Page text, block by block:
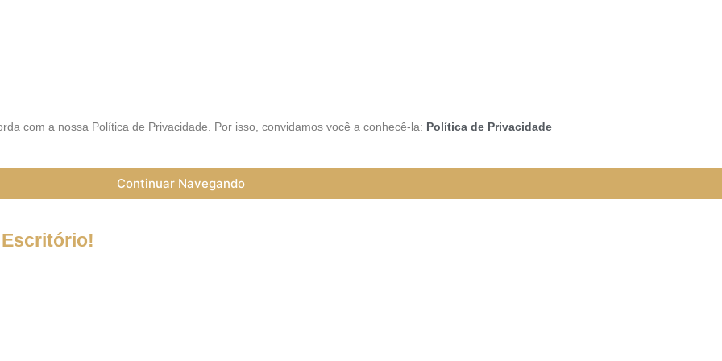
com a nossa Política de Privacidade. Por isso, convidamos você a conhecê-la: Política de Privacidade
Continuar Navegando